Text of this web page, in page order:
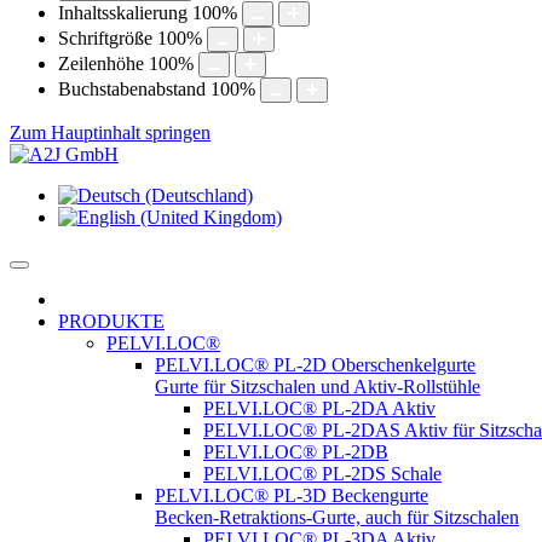
Inhaltsskalierung 100%
Schriftgröße 100%
Zeilenhöhe 100%
Buchstabenabstand 100%
Zum Hauptinhalt springen
PRODUKTE
PELVI.LOC®
PELVI.LOC® PL-2D Oberschenkelgurte
Gurte für Sitzschalen und Aktiv-Rollstühle
PELVI.LOC® PL-2DA Aktiv
PELVI.LOC® PL-2DAS Aktiv für
PELVI.LOC® PL-2DB
PELVI.LOC® PL-2DS Schale
PELVI.LOC® PL-3D Beckengurte
Becken-Retraktions-Gurte, auch für Sitzschalen